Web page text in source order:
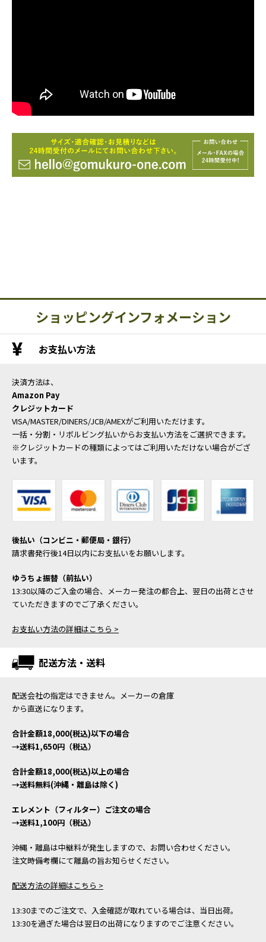
ショッピングインフォメーション
お支払い方法
決済方法は、
Amazon Pay
クレジットカード
VISA/MASTER/DINERS/JCB/AMEXがご利用いただけます。
一括・分割・リボルビング払いからお支払い方法をご選択できます。
※クレジットカードの種類によってはご利用いただけない場合がござ
います。
後払い（コンビニ・郵便局・銀行）
請求書発行後14日以内にお支払いをお願いします。
ゆうちょ振替（前払い）
13:30以降のご入金の場合、メーカー発注の都合上、翌日の出荷とさせ
ていただきますのでご了承ください。
お支払い方法の詳細はこちら >
配送方法・送料
配送会社の指定はできません。メーカーの倉庫
から直送になります。
合計金額18,000(税込)以下の場合
→送料1,650円（税込）
合計金額18,000(税込)以上の場合
→送料無料(沖縄・離島は除く)
エレメント（フィルター）ご注文の場合
→送料1,100円（税込）
沖縄・離島は中継料が発生しますので、お問い合わせください。
注文時備考欄にて離島の旨お知らせください。
配送方法の詳細はこちら >
13:30までのご注文で、入金確認が取れている場合は、当日出荷。
13:30を過ぎた場合は翌日の出荷になりますのでご注意ください。